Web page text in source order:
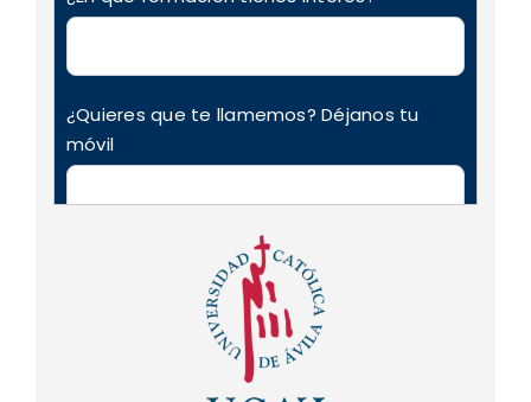
¿Quieres que te llamemos? Déjanos tu
móvil
Nos autorizas a mandar futuras
comunicaciones de interés de la academia
y sobre nuestros cursos y/o promociones
(puedes darte de baja cuando quieras)